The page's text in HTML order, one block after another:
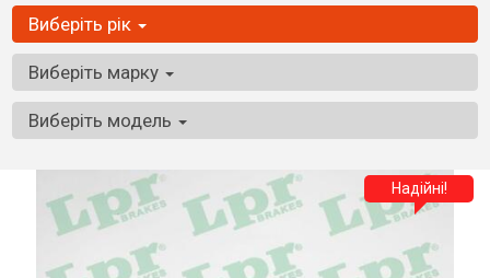
Виберіть рік
Виберіть марку
Виберіть модель
Надійні!